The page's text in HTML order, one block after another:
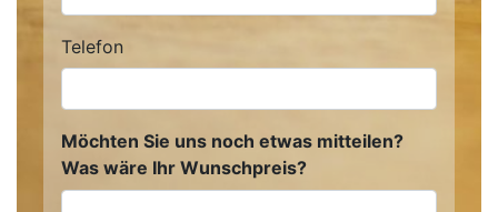
Telefon
Möchten Sie uns noch etwas mitteilen?
Was wäre Ihr Wunschpreis?